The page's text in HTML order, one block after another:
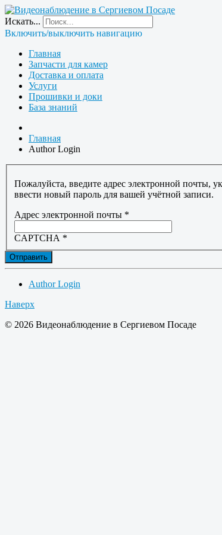
Искать...
Включить/выключить навигацию
Главная
Запчасти для камер
Доставка и оплата
Услуги
Прошивки и доки
База знаний
Главная
Author Login
Пожалуйста, введите адрес электронной почты,
ввести новый пароль для вашей учётной записи.
Адрес электронной почты *
CAPTCHA *
Отправить
Author Login
Наверх
© 2026 Видеонаблюдение в Сергиевом Посаде